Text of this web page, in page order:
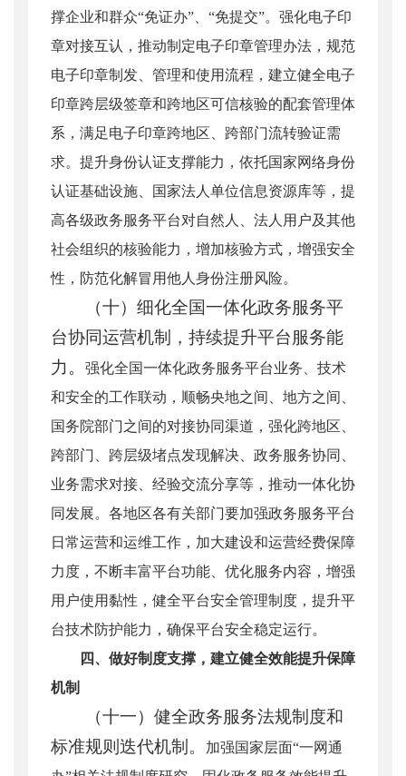
撑企业和群众“免证办”、“免提交”。强化电子印
章对接互认，推动制定电子印章管理办法，规范
电子印章制发、管理和使用流程，建立健全电子
印章跨层级签章和跨地区可信核验的配套管理体
系，满足电子印章跨地区、跨部门流转验证需
求。提升身份认证支撑能力，依托国家网络身份
认证基础设施、国家法人单位信息资源库等，提
高各级政务服务平台对自然人、法人用户及其他
社会组织的核验能力，增加核验方式，增强安全
性，防范化解冒用他人身份注册风险。
（十）细化全国一体化政务服务平
台协同运营机制，持续提升平台服务能
力。
强化全国一体化政务服务平台业务、技术
和安全的工作联动，顺畅央地之间、地方之间、
国务院部门之间的对接协同渠道，强化跨地区、
跨部门、跨层级堵点发现解决、政务服务协同、
业务需求对接、经验交流分享等，推动一体化协
同发展。各地区各有关部门要加强政务服务平台
日常运营和运维工作，加大建设和运营经费保障
力度，不断丰富平台功能、优化服务内容，增强
用户使用黏性，健全平台安全管理制度，提升平
台技术防护能力，确保平台安全稳定运行。
四、做好制度支撑，建立健全效能提升保障
机制
（十一）健全政务服务法规制度和
标准规则迭代机制。
加强国家层面“一网通